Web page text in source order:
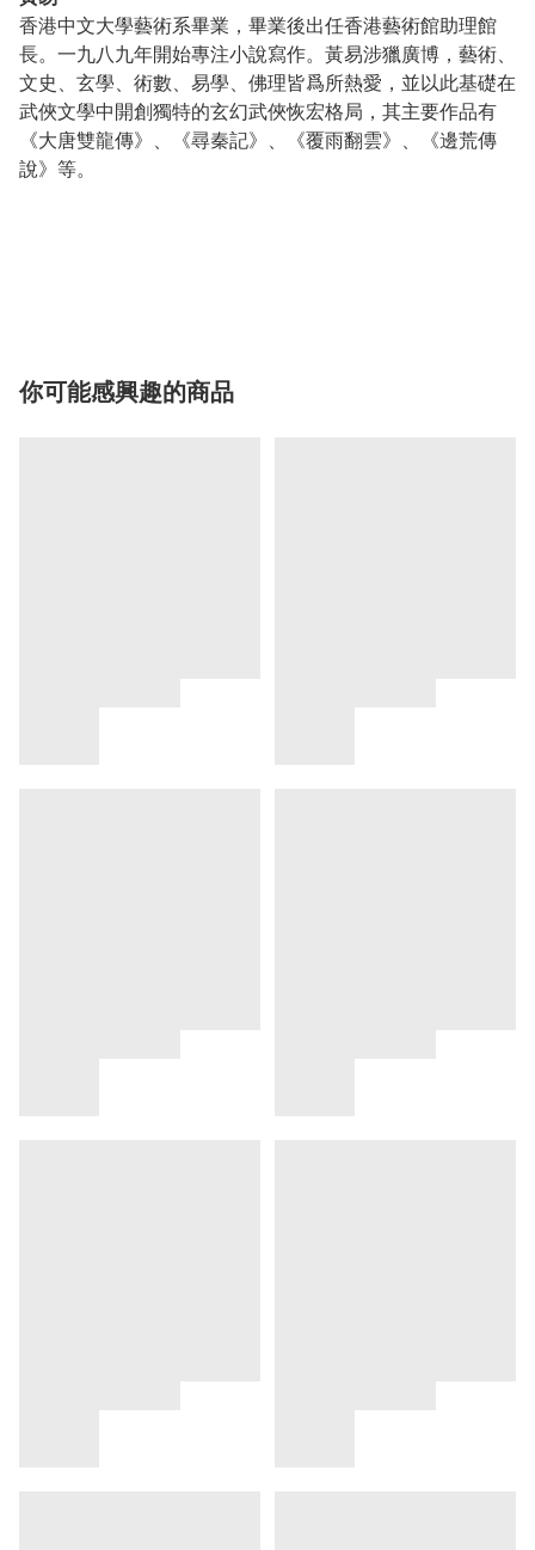
香港中文大學藝術系畢業，畢業後出任香港藝術館助理館
長。一九八九年開始專注小說寫作。黃易涉獵廣博，藝術、
文史、玄學、術數、易學、佛理皆爲所熱愛，並以此基礎在
武俠文學中開創獨特的玄幻武俠恢宏格局，其主要作品有
《大唐雙龍傳》、《尋秦記》、《覆雨翻雲》、《邊荒傳
說》等。
你可能感興趣的商品